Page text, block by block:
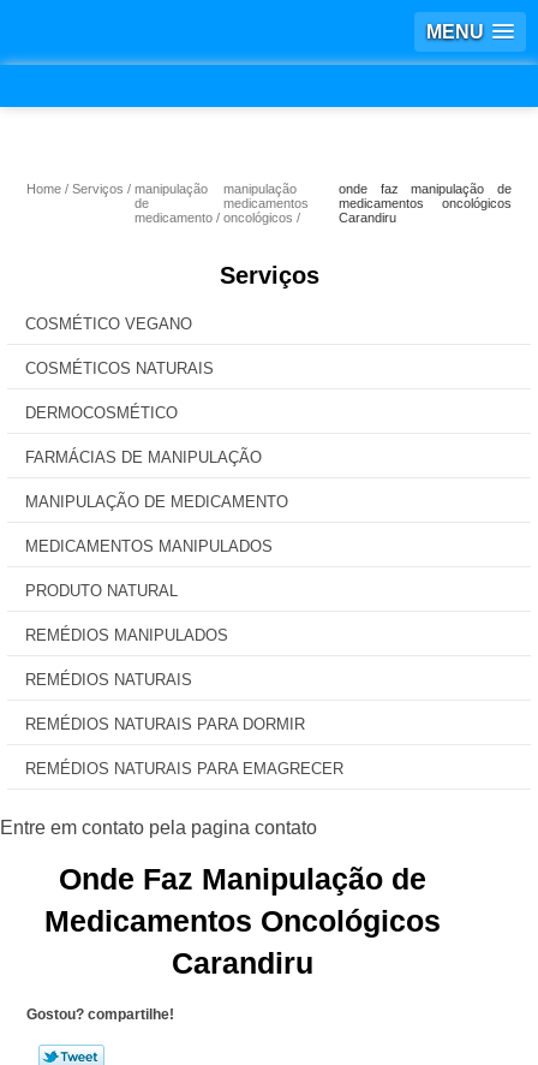
MENU
Home Serviços
manipulação
de
medicamento
manipulação
medicamentos
oncológicos
onde faz manipulação de
medicamentos oncológicos
Carandiru
Serviços
COSMÉTICO VEGANO
COSMÉTICOS NATURAIS
DERMOCOSMÉTICO
FARMÁCIAS DE MANIPULAÇÃO
MANIPULAÇÃO DE MEDICAMENTO
MEDICAMENTOS MANIPULADOS
PRODUTO NATURAL
REMÉDIOS MANIPULADOS
REMÉDIOS NATURAIS
REMÉDIOS NATURAIS PARA DORMIR
REMÉDIOS NATURAIS PARA EMAGRECER
Onde Faz Manipulação de
Medicamentos Oncológicos
Carandiru
Gostou? compartilhe!